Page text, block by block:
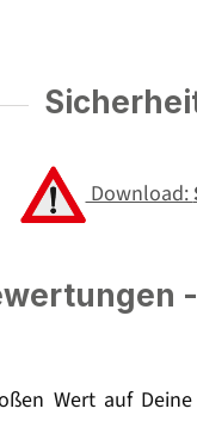
Download:
Wert auf